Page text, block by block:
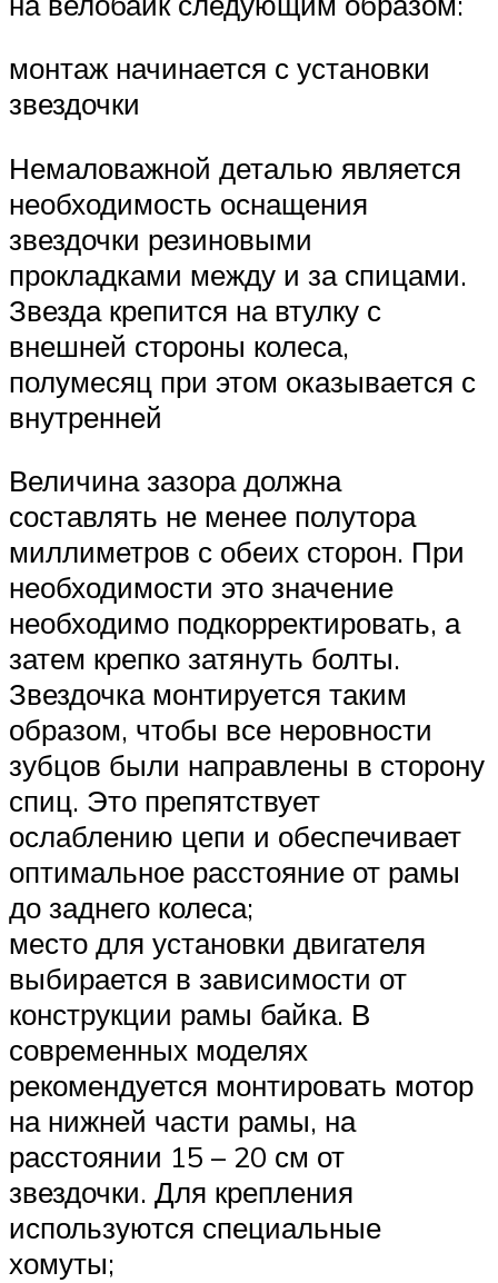
монтаж начинается с установки
звездочки
Немаловажной деталью является
необходимость оснащения
звездочки резиновыми
прокладками между и за спицами.
Звезда крепится на втулку с
внешней стороны колеса,
полумесяц при этом оказывается с
внутренней
Величина зазора должна
составлять не менее полутора
миллиметров с обеих сторон. При
необходимости это значение
необходимо подкорректировать, а
затем крепко затянуть болты.
Звездочка монтируется таким
образом, чтобы все неровности
зубцов были направлены в сторону
спиц. Это препятствует
ослаблению цепи и обеспечивает
оптимальное расстояние от рамы
до заднего колеса;
место для установки двигателя
выбирается в зависимости от
конструкции рамы байка. В
современных моделях
рекомендуется монтировать мотор
на нижней части рамы, на
расстоянии 15 – 20 см от
звездочки. Для крепления
используются специальные
хомуты;